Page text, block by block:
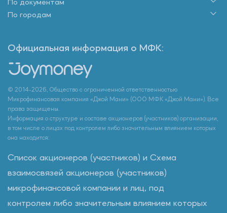
По документам
По городам
Официальная информация о МФК:
© 2014-2026, Общество с ограниченной ответственностью
Микрофинансовая компания «Джой Мани» (ООО МФК «Джой Мани»). Все
права защищены.
Информация о структуре и составе акционеров (участников) организации,
в том числе о лицах под контролем либо значительным влиянием которых
она находится:
Список акционеров (участников) и Схема
взаимосвязей акционеров (участников)
микрофинансовой компании и лиц, под
контролем либо значительным влиянием которых